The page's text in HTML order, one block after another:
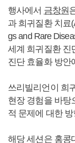
행사에서 금창원
과 희귀질환 치료
gs and Rare
세계 희귀질환 진
진단 효율화 방안
쓰리빌리언이 희
현장 경험을 바탕
적 문제에 대한
해당 세션은 홍콩